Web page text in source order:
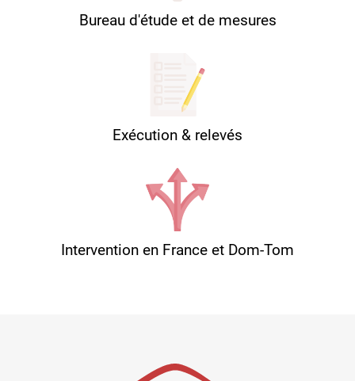
Bureau d'étude et de mesures
Exécution & relevés
Intervention en France et Dom-Tom